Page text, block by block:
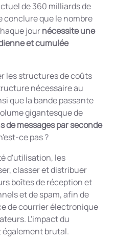
de 360 milliards de
conclure que le nombre
journécessite une
et cumulée
les structures de coûts
nécessaire au
que la bande passante
gigantesque de
de messages par seconde
ce pas ?
d'utilisation, les
classer et distribuer
boîtes de réception et
et de spam, afin de
de courrier électronique
L'impact du
brutal.